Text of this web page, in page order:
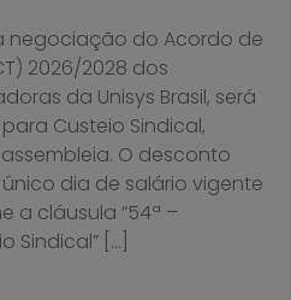
negociação do Acordo de
2026/2028 dos
da Unisys Brasil, será
Custeio Sindical,
O desconto
dia de salário vigente
a cláusula “54ª –
Sindical” […]